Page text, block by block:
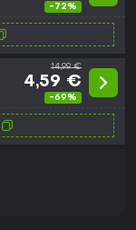
-72%
14,99 €
4,59 €
-69%